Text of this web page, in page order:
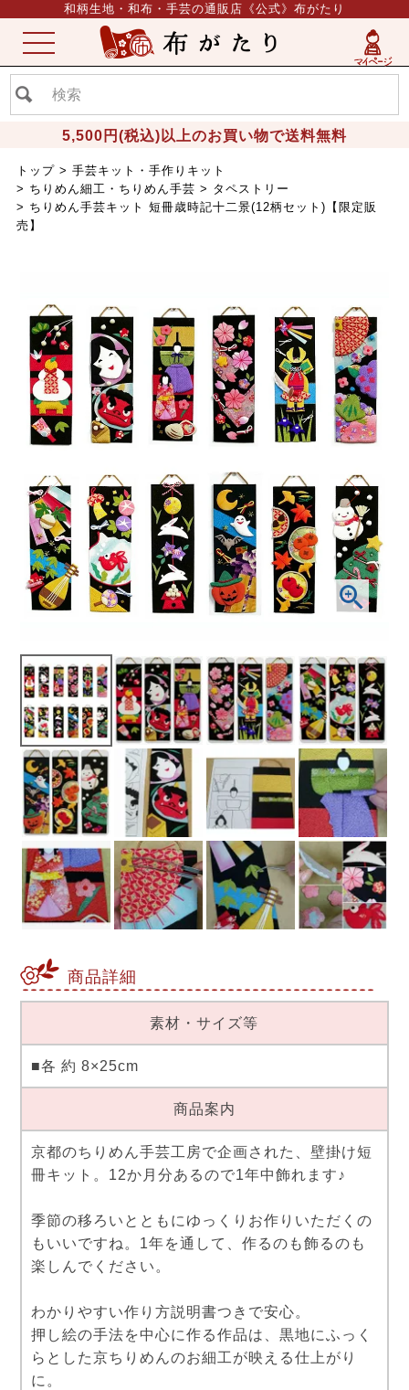
和柄生地・和布・手芸の通販店《公式》布がたり
5,500円(税込)以上のお買い物で送料無料
ME
NU
トップ
手芸キット・手作りキット
ちりめん細工・ちりめん手芸
タペストリー
ちりめん手芸キット 短冊歳時記十二景(12柄セット)【限定販
売】
商品詳細
素材・サイズ等
■各 約 8×25cm
商品案内
京都のちりめん手芸工房で企画された、壁掛け短
冊キット。12か月分あるので1年中飾れます♪
季節の移ろいとともにゆっくりお作りいただくの
もいいですね。1年を通して、作るのも飾るのも
楽しんでください。
わかりやすい作り方説明書つきで安心。
押し絵の手法を中心に作る作品は、黒地にふっく
らとした京ちりめんのお細工が映える仕上がり
に。